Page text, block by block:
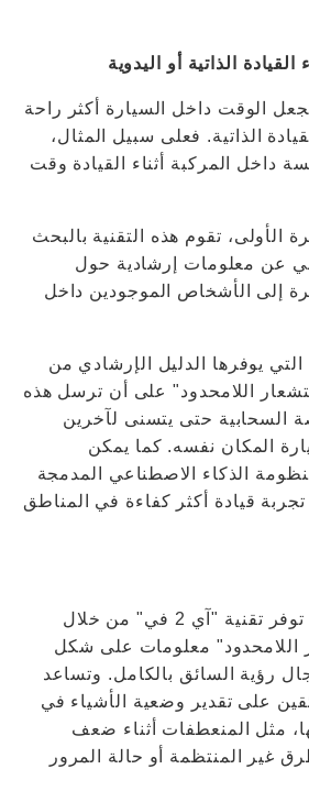
الذاتية أو اليدوية
"آي 2 في" تجعل الوقت داخل السيارة أكثر راحة
الذاتية. فعلى سبيل المثال،
داخل المركبة أثناء القيادة وقت
الأولى، تقوم هذه التقنية بالبحث
عن معلومات إرشادية حول
إلى الأشخاص الموجودين داخل
يوفرها الدليل الإرشادي من
اللامحدود" على أن ترسل هذه
السحابية حتى يتسنى لآخرين
المكان نفسه. كما يمكن
الذكاء الاصطناعي المدمجة
قيادة أكثر كفاءة في المناطق
وأثناء القيادة اليدوية توفر تقنية "آي 2 في" من خلال
اللامحدود" معلومات على شكل
رؤية السائق بالكامل. وتساعد
على تقدير وضعية الأشياء في
مثل المنعطفات أثناء ضعف
غير المنتظمة أو حالة المرور